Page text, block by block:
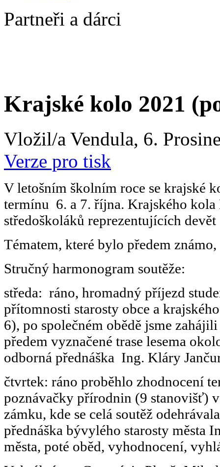
Partneři a dárci
Krajské kolo 2021
Vložil/a Vendula, 6.
Verze pro tisk
V letošním školním roce se krajské
termínu 6. a 7. října. Krajského
středoškoláků reprezentujících
Tématem, které bylo předem
Stručný harmonogram soutěže:
středa: ráno, hromadný příjezd
přítomnosti starosty obce a
6), po společném obědě jsme
předem vyznačené trase lesema
odborná přednáška Ing. Kláry
čtvrtek: ráno proběhlo zhodnocení
poznávačky přírodnin (9 stanovišť)
zámku, kde se celá soutěž
přednáška bývylého starosty města
města, poté oběd, vyhodnocení,